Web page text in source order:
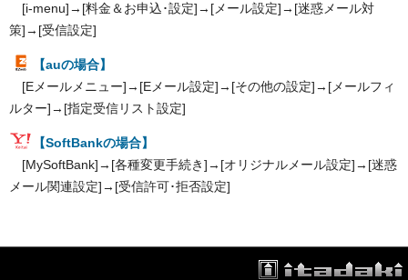
[i-menu]→[料金＆お申込･設定]→[メール設定]→[迷惑メール対
策]→[受信設定]
【auの場合】
[Eメールメニュー]→[Eメール設定]→[その他の設定]→[メールフィ
ルター]→[指定受信リスト設定]
【SoftBankの場合】
[MySoftBank]→[各種変更手続き]→[オリジナルメール設定]→[迷惑
メール関連設定]→[受信許可･拒否設定]